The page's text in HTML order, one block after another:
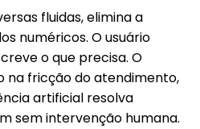
fluidas, elimina a
numéricos. O usuário
o que precisa. O
na fricção do atendimento,
artificial resolva
sem intervenção humana.